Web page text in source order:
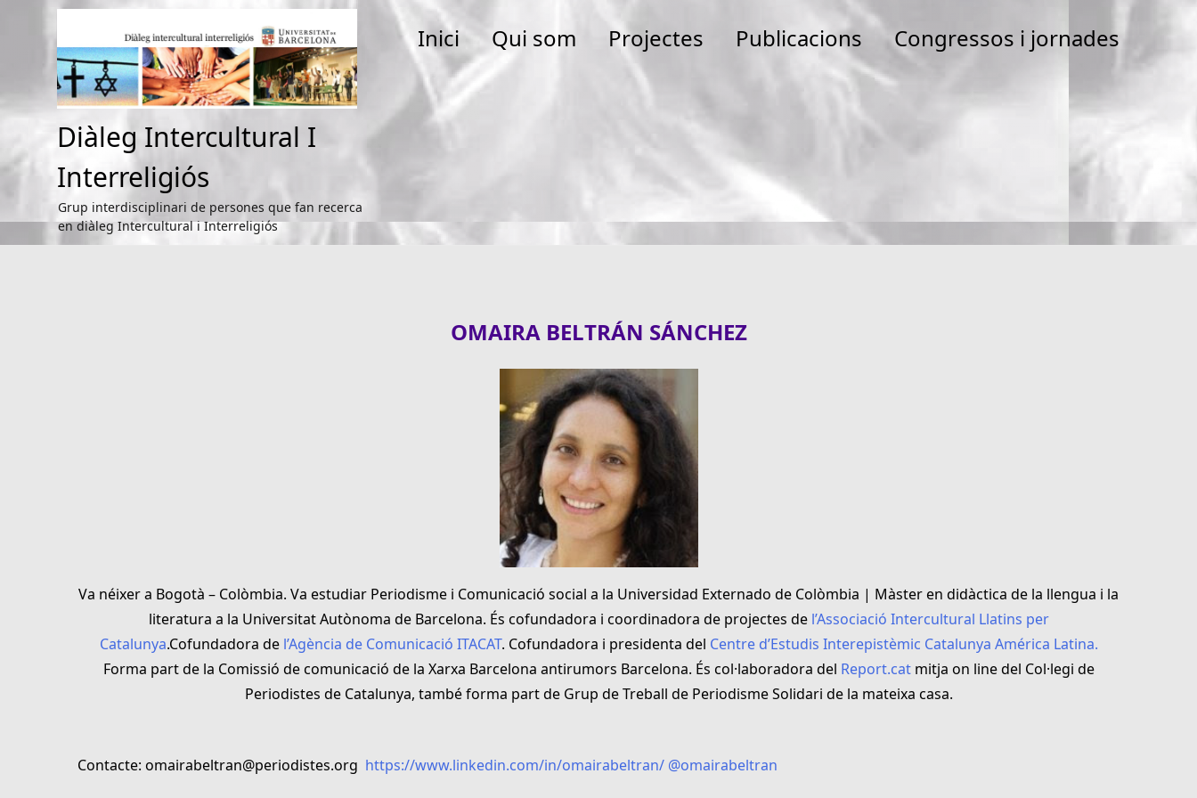
contenido
Diàleg Intercultural I
Interreligiós
Grup interdisciplinari de persones que fan recerca
en diàleg Intercultural i Interreligiós
Inici Qui som Projectes Publicacions Congressos i jornades
OMAIRA BELTRÁN SÁNCHEZ
Va néixer a Bogotà – Colòmbia. Va estudiar Periodisme i Comunicació social a la Universidad Externado de Colòmbia | Màster en didàctica de la llengua i la
literatura a la Universitat Autònoma de Barcelona. És cofundadora i coordinadora de projectes de l’Associació Intercultural Llatins per
Catalunya.Cofundadora de l’Agència de Comunicació ITACAT. Cofundadora i presidenta del Centre d’Estudis Interepistèmic Catalunya América Latina.
Forma part de la Comissió de comunicació de la Xarxa Barcelona antirumors Barcelona. És col·laboradora del Report.catmitja on line del Col·legi de
Periodistes de Catalunya, també forma part de Grup de Treball de Periodisme Solidari de la mateixa casa.
Contacte: omairabeltran@periodistes.org https://www.linkedin.com/in/omairabeltran/ @omairabeltran